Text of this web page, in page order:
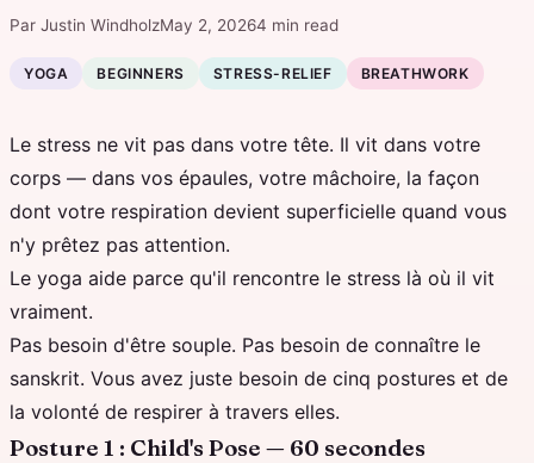
Par Justin WindholzMay 2, 20264 min read
YOGA BEGINNERS STRESS-RELIEF BREATHWORK
Le stress ne vit pas dans votre tête. Il vit dans votre
corps — dans vos épaules, votre mâchoire, la façon
dont votre respiration devient superficielle quand vous
n'y prêtez pas attention.
Le yoga aide parce qu'il rencontre le stress là où il vit
vraiment.
Pas besoin d'être souple. Pas besoin de connaître le
sanskrit. Vous avez juste besoin de cinq postures et de
la volonté de respirer à travers elles.
Posture 1 : Child's Pose — 60 secondes